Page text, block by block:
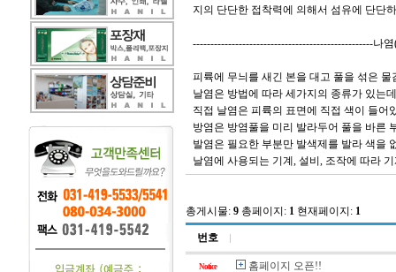
지의 단단한 접착력에 의해서 섬유에 단단
---------------------------------------------------나염
피륙에 무늬를 새긴 본을 대고 풀을 섞은
날염은 방법에 따라 세가지의 종류가 있는데
직접 날염은 피륙의 표면에 직접 색이 들어
방염은 방염풀을 미리 발라두어 풀을 바른
발염은 필요한 부분만 발색제를 발라 색을
날염에 사용되는 기계, 설비, 조작에 따라
총게시물: 9 총페이지: 1 현재페이지: 1
번호
Notice 홈페이지 오픈!!